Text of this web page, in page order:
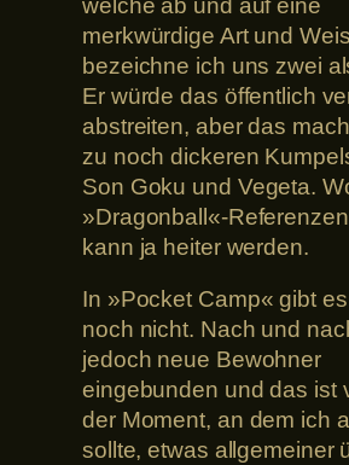
merkwürdige Art und
bezeichne ich uns zwei
Er würde das öffentlich
abstreiten, aber das
zu noch dickeren
Son Goku und Vegeta.
»Dragonball«-
kann ja heiter werden.
In »Pocket Camp« gibt
noch nicht. Nach und
jedoch neue Bewohner
eingebunden und das ist
der Moment, an dem ich
sollte, etwas allgemeiner